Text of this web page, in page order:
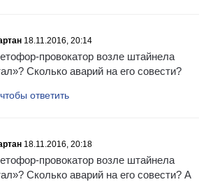
18.11.2016, 20:14
провокатор возле штайнела
Сколько аварий на его совести?
ответить
18.11.2016, 20:18
провокатор возле штайнела
Сколько аварий на его совести? А